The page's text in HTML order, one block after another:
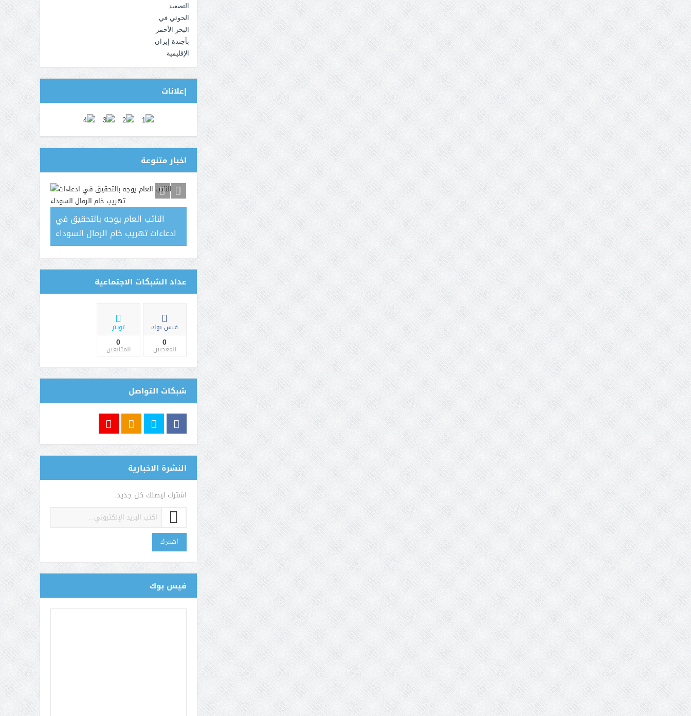
إعلانات
اخبار متنوعة
ادعاءات
دائرة المرأة في اشتراكي تعز تدين
اقتحام مقر الحزب بحضرموت وتطالب
بتحقيق عاجل
الصحة العالمية: الصراع ادى الى
نفاد إمدادات الدم في مراكز
الثلاسيميا باليمن
انفجار شاحنة تابعة للغذاء العالمي
بالحديدة
الحكومة تضخ اول دفعة من العملة
المحلية فئة 100 ريال الى السوق
العام يوجه بالتحقيق في
خام الرمال السوداء
عداد الشبكات الاجتماعية
فيس بوك
0
تويتر
0
شبكات التواصل
النشرة الاخبارية
اشترك ليصلك كل جديد.
اشترك
فيس بوك